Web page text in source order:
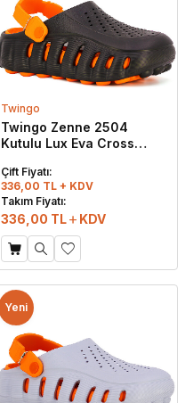
Twingo
Twingo Zenne 2504
Kutulu Lux Eva Cross
Çift Fiyatı:
336,00 TL + KDV
Takım Fiyatı:
336,00 TL KDV
Yeni